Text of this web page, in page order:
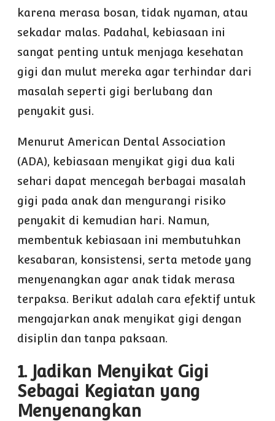
karena merasa bosan, tidak nyaman, atau
sekadar malas. Padahal, kebiasaan ini
sangat penting untuk menjaga kesehatan
gigi dan mulut mereka agar terhindar dari
masalah seperti gigi berlubang dan
penyakit gusi.
Menurut American Dental Association
(ADA), kebiasaan menyikat gigi dua kali
sehari dapat mencegah berbagai masalah
gigi pada anak dan mengurangi risiko
penyakit di kemudian hari. Namun,
membentuk kebiasaan ini membutuhkan
kesabaran, konsistensi, serta metode yang
menyenangkan agar anak tidak merasa
terpaksa. Berikut adalah cara efektif untuk
mengajarkan anak menyikat gigi dengan
disiplin dan tanpa paksaan.
1. Jadikan Menyikat Gigi
Sebagai Kegiatan yang
Menyenangkan